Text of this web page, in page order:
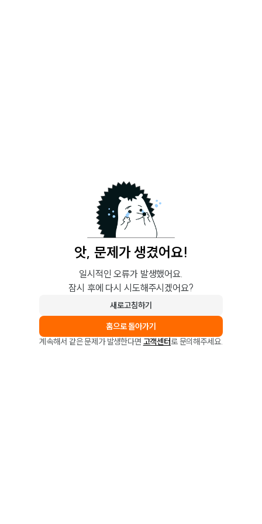
앗, 문제가 생겼어요!
일시적인 오류가 발생했어요.
잠시 후에 다시 시도해주시겠어요?
새로고침하기
홈으로 돌아가기
계속해서 같은 문제가 발생한다면 고객센터로 문의해주세요.